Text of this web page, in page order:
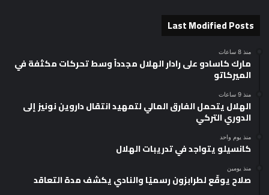
Last Modified Posts
منذ 8 ساعات
مارك كاسادو على رادار الهلال مجدداً وسط تحركات مكثفة في
الميركاتو
منذ 9 ساعات
الهلال يتحمل الفارق المالي لتمهيد انتقال داروين نونيز إلى
الدوري التركي
منذ يوم واحد
كانسيلو يتواجد في تدريبات الهلال
منذ يومين
صلاح يوقّع لطرابزون رسميًا والنادي يكشف مدة التعاقد